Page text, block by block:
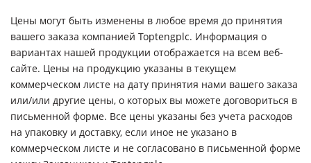
Цены могут быть изменены в любое время до принятия
вашего заказа компанией Toptengplc. Информация о
вариантах нашей продукции отображается на всем веб-
сайте. Цены на продукцию указаны в текущем
коммерческом листе на дату принятия нами вашего заказа
или/или другие цены, о которых вы можете договориться в
письменной форме. Все цены указаны без учета расходов
на упаковку и доставку, если иное не указано в
коммерческом листе и не согласовано в письменной форме